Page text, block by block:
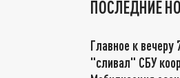
ПОСЛЕДНИЕ
Главное к вечеру
"сливал" СБУ